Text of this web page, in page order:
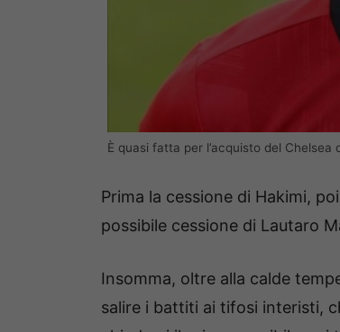
È quasi fatta per l’acquisto del Chelsea
Prima la cessione di Hakimi,
possibile cessione di Lautaro
Insomma, oltre alla calde
salire i battiti ai tifosi interisti,